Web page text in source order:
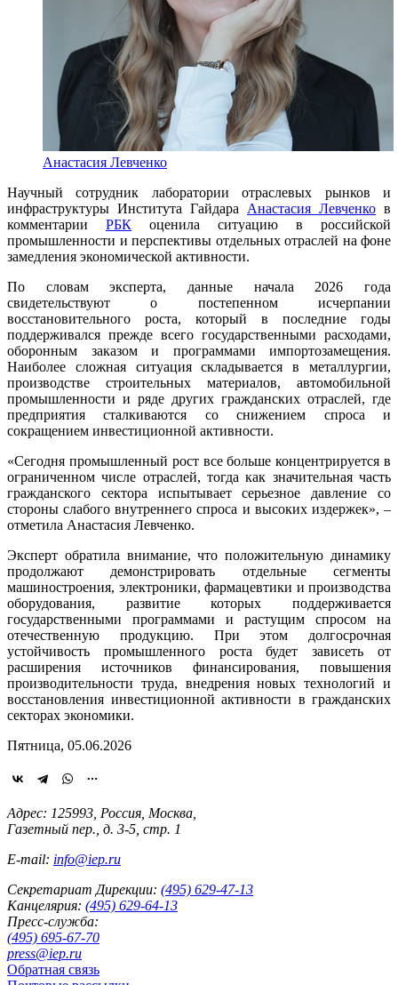
Анастасия Левченко
Научный сотрудник лаборатории отраслевых рынков и
инфраструктуры Института Гайдара Анастасия Левченко в
комментарии РБК оценила ситуацию в российской
промышленности и перспективы отдельных отраслей на фоне
замедления экономической активности.
По словам эксперта, данные начала 2026 года
свидетельствуют о постепенном исчерпании
восстановительного роста, который в последние годы
поддерживался прежде всего государственными расходами,
оборонным заказом и программами импортозамещения.
Наиболее сложная ситуация складывается в металлургии,
производстве строительных материалов, автомобильной
промышленности и ряде других гражданских отраслей, где
предприятия сталкиваются со снижением спроса и
сокращением инвестиционной активности.
«Сегодня промышленный рост все больше концентрируется в
ограниченном числе отраслей, тогда как значительная часть
гражданского сектора испытывает серьезное давление со
стороны слабого внутреннего спроса и высоких издержек», –
отметила Анастасия Левченко.
Эксперт обратила внимание, что положительную динамику
продолжают демонстрировать отдельные сегменты
машиностроения, электроники, фармацевтики и производства
оборудования, развитие которых поддерживается
государственными программами и растущим спросом на
отечественную продукцию. При этом долгосрочная
устойчивость промышленного роста будет зависеть от
расширения источников финансирования, повышения
производительности труда, внедрения новых технологий и
восстановления инвестиционной активности в гражданских
секторах экономики.
Пятница, 05.06.2026
Адрес: 125993, Россия, Москва,
Газетный пер., д. 3-5, стр. 1
E-mail: info@iep.ru
Секретариат Дирекции: (495) 629-47-13
Канцелярия: (495) 629-64-13
Пресс-служба:
(495) 695-67-70
press@iep.ru
Обратная связь